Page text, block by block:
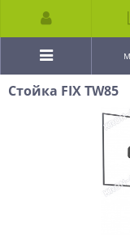
Стойка FIX TW85